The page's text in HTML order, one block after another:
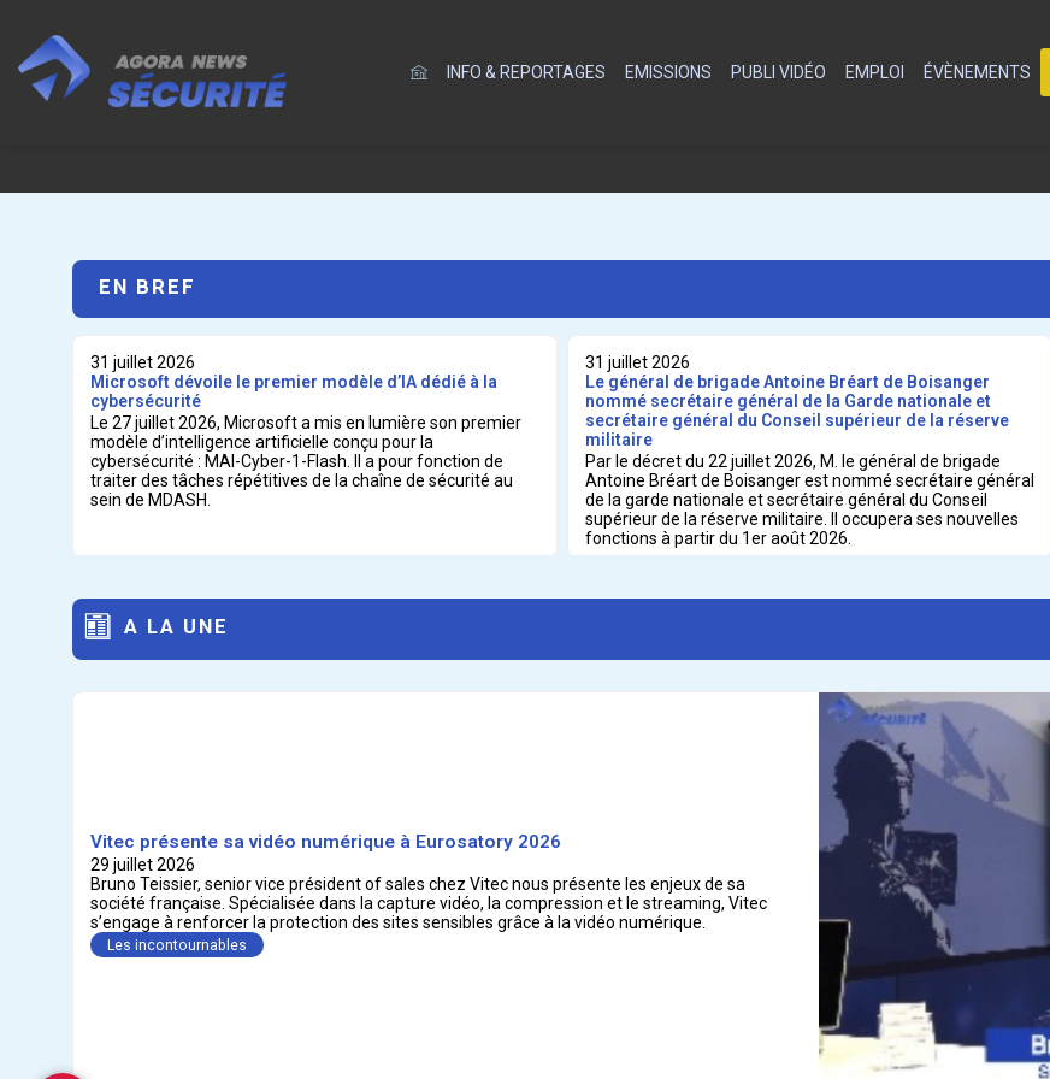
INFO & REPORTAGES EMISSIONS PUBLI VIDÉO EMPLOI ÉVÈNEMENTS
EN BREF
31 juillet 2026
Microsoft dévoile le premier modèle d’IA dédié à la
cybersécurité
Le 27 juillet 2026, Microsoft a mis en lumière son premier
modèle d’intelligence artificielle conçu pour la
cybersécurité : MAI-Cyber-1-Flash. Il a pour fonction de
traiter des tâches répétitives de la chaîne de sécurité au
31 juillet 2026
Le général de brigade Antoine Bréart de Boisanger
nommé secrétaire général de la Garde nationale et
secrétaire général du Conseil supérieur de la réserve
militaire
Par le décret du 22 juillet 2026, M. le général de brigade
Antoine Bréart de Boisanger est nommé secrétaire général
de la garde nationale et secrétaire général du Conseil
supérieur de la réserve militaire. Il occupera ses nouvelles
fonctions à partir du 1er août 2026.
A LA UNE
Vitec présente sa vidéo numérique à Eurosatory 2026
29 juillet 2026
Bruno Teissier, senior vice président of sales chez Vitec nous présente les enjeux de sa
société française. Spécialisée dans la capture vidéo, la compression et le streaming, Vitec
Les incontournables